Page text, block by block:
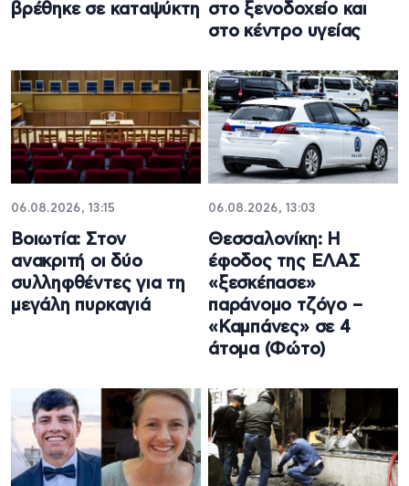
βρέθηκε σε καταψύκτη στο ξενοδοχείο και
στο κέντρο υγείας
06.08.2026, 13:15
Βοιωτία: Στον
ανακριτή οι δύο
συλληφθέντες για τη
μεγάλη πυρκαγιά
06.08.2026, 13:03
Θεσσαλονίκη: Η
έφοδος της ΕΛΑΣ
«ξεσκέπασε»
παράνομο τζόγο –
«Καμπάνες» σε 4
άτομα (Φώτο)